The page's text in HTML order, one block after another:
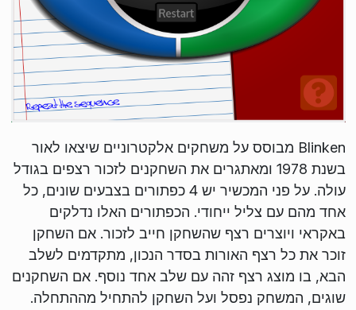
Blinken מבוסס על משחקים אלקטרוניים שיצאו לאור
בשנת 1978 ומאתגרים את השחקנים לזכור רצפים בגודל
עולה. על פני המכשיר יש 4 כפתורים בצבעים שונים, כל
אחד מהם עם צליל ייחודי. הכפתורים האלו נדלקים
באקראי ויוצרים רצף שהשחקן חייב לזכור. אם השחקן
זוכר את כל רצף האורות בסדר הנכון, מתקדמים לשלב
הבא, בו מוצג רצף זהה עם שלב אחד נוסף. אם השחקנים
שוגים, המשחק נפסל ועל השחקן להתחיל מההתחלה.